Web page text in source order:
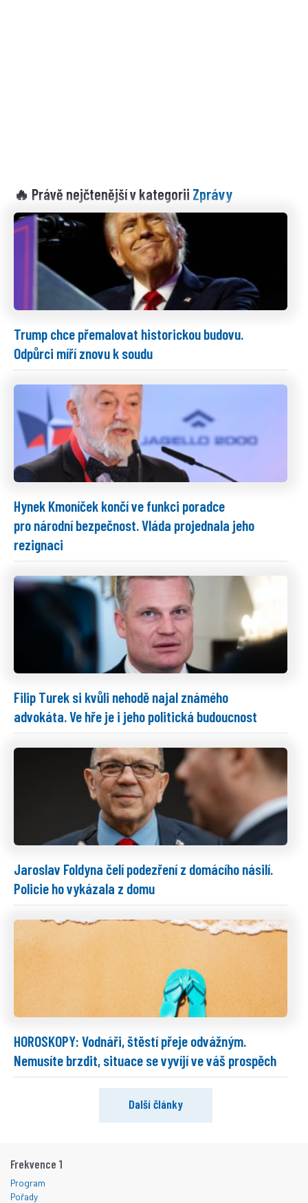
🔥 Právě nejčtenější v kategorii Zprávy
Trump chce přemalovat historickou budovu.
Odpůrci míří znovu k soudu
Hynek Kmoníček končí ve funkci poradce
pro národní bezpečnost. Vláda projednala jeho
rezignaci
Filip Turek si kvůli nehodě najal známého
advokáta. Ve hře je i jeho politická budoucnost
Jaroslav Foldyna čelí podezření z domácího násilí.
Policie ho vykázala z domu
HOROSKOPY: Vodnáři, štěstí přeje odvážným.
Nemusíte brzdit, situace se vyvíjí ve váš prospěch
Další články
Frekvence 1
Program
Pořady